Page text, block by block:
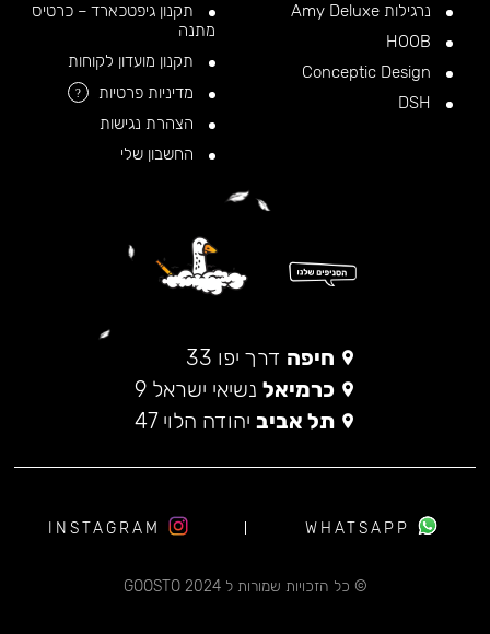
נרגילות Amy Deluxe
תקנון גיפטכארד – כרטיס
מתנה
תקנון מועדון לקוחות
מדיניות פרטיות
?
הצהרת נגישות
החשבון שלי
חיפה דרך יפו 33
כרמיאל נשיאי ישראל 9
תל אביב יהודה הלוי 47
© כל הזכויות שמורות ל 2024 GOOSTO
WHATSAPP
INSTAGRAM